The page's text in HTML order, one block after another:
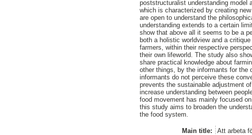
poststructuralist understanding model
which is characterized by creating
are open to understand the
understanding extends to a certain
show that above all it seems to be a
both a holistic worldview and a
farmers, within their respective
their own lifeworld. The study also
share practical knowledge about
other things, by the informants for the
informants do not perceive these
prevents the sustainable adjustment
increase understanding between
food movement has mainly focused
this study aims to broaden the
the food system.
Main title:
Att arbeta